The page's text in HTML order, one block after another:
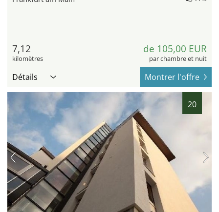
7,12
kilomètres
de 105,00 EUR
par chambre et nuit
Détails Montrer l'offre
20